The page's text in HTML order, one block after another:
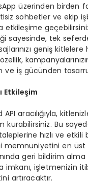
üzerinden birden
sohbetler ve ekip
etkileşime
sayesinde, tek
geniş kitlelere
ve iş gücünden
Etkileşim
aracılığıyla,
kurabilirsiniz. Bu
hızlı ve etkili
memnuniyetini en üst
geri bildirim alma
işletmenizin
artıracaktır.